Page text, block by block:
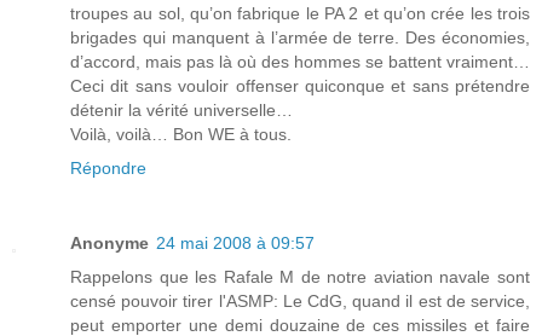
troupes au sol, qu’on fabrique le PA 2 et qu’on crée les trois
brigades qui manquent à l’armée de terre. Des économies,
d’accord, mais pas là où des hommes se battent vraiment…
Ceci dit sans vouloir offenser quiconque et sans prétendre
détenir la vérité universelle…
Voilà, voilà… Bon WE à tous.
Répondre
Anonyme 24 mai 2008 à 09:57
Rappelons que les Rafale M de notre aviation navale sont
censé pouvoir tirer l'ASMP: Le CdG, quand il est de service,
peut emporter une demi douzaine de ces missiles et faire